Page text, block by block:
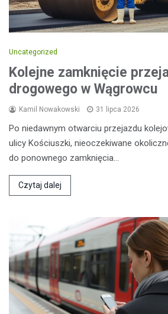
Uncategorized
Kolejne zamknięcie
drogowego w Wągrowcu
Kamil Nowakowski 31 lipca 2026
Po niedawnym otwarciu przejazdu
ulicy Kościuszki, nieoczekiwane
do ponownego zamknięcia…
Czytaj dalej